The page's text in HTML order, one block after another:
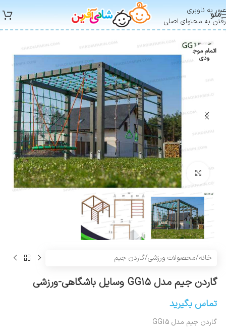
عبور به ناوبری
رفتن به محتوای اصلی
منو
اتمام موج
ودی
بزرگنمایی تصویر
خانه/محصولات ورزشی/گاردن جیم
گاردن جیم مدل GG۱۵ وسایل باشگاهی-ورزشی
تماس بگیرید
گاردن جیم مدل GG15